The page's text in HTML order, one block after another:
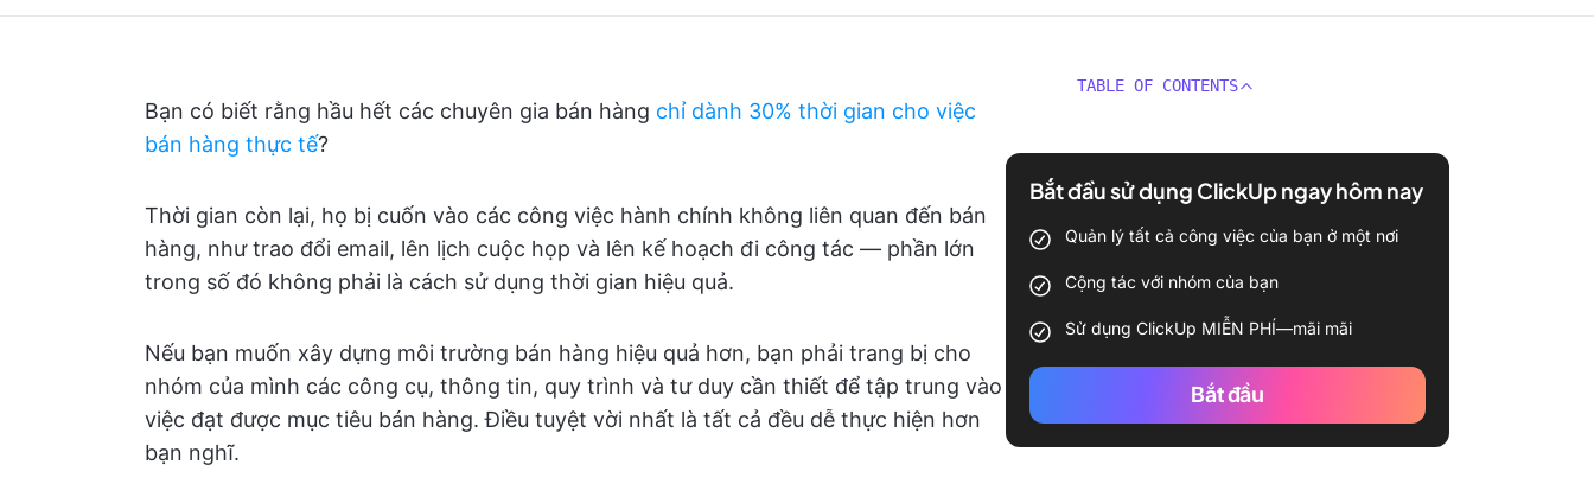
Bạn có biết rằng hầu hết các chuyên gia bán hàng chỉ dành 30% thời gian cho việc
bán hàng thực tế?
Thời gian còn lại, họ bị cuốn vào các công việc hành chính không liên quan đến bán
hàng, như trao đổi email, lên lịch cuộc họp và lên kế hoạch đi công tác — phần lớn
trong số đó không phải là cách sử dụng thời gian hiệu quả.
Nếu bạn muốn xây dựng môi trường bán hàng hiệu quả hơn, bạn phải trang bị cho
nhóm của mình các công cụ, thông tin, quy trình và tư duy cần thiết để tập trung vào
việc đạt được mục tiêu bán hàng. Điều tuyệt vời nhất là tất cả đều dễ thực hiện hơn
bạn nghĩ.
TABLE OF CONTENTS
Bắt đầu sử dụng ClickUp ngay hôm nay
Quản lý tất cả công việc của bạn ở một nơi
Cộng tác với nhóm của bạn
Sử dụng ClickUp MIỄN PHÍ—mãi mãi
Bắt đầu